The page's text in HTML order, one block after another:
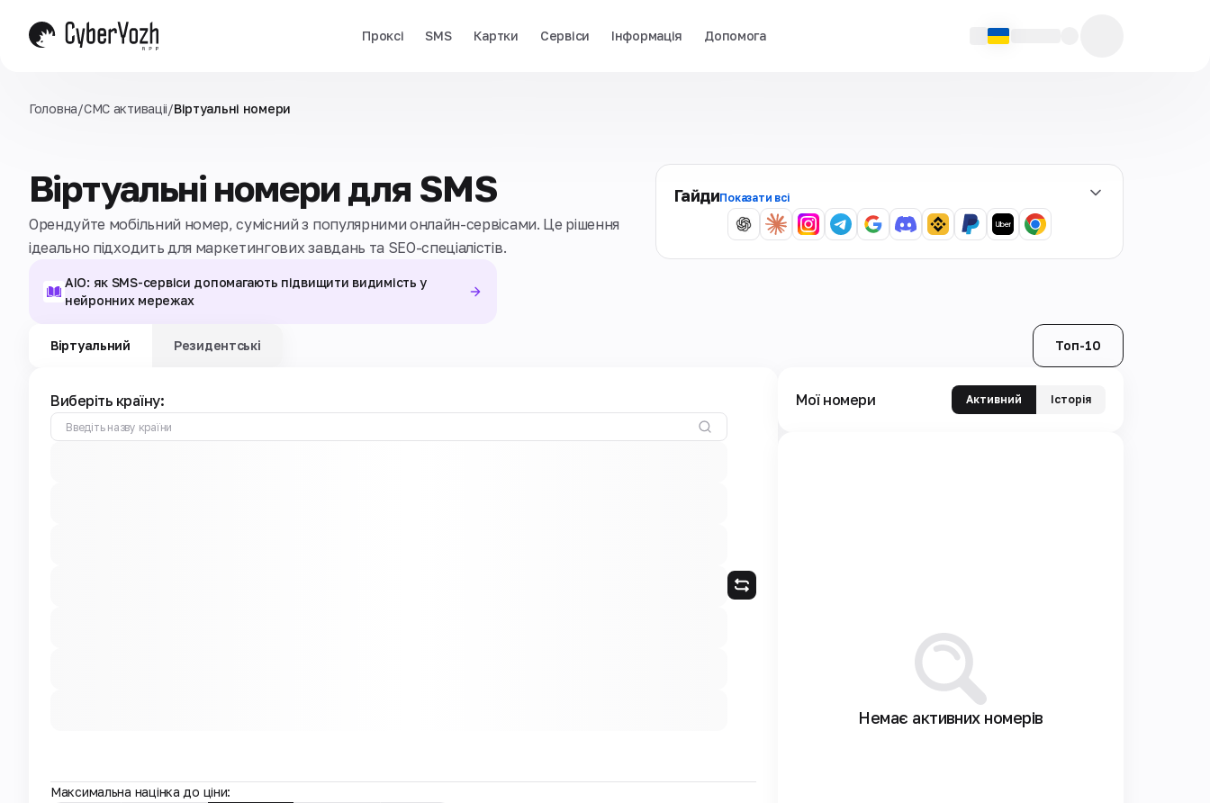
Проксі SMS Картки Сервіси Інформація Допомога
Головна/СМС активаціi/Віртуальні номери
Віртуальні номери для SMS
Орендуйте мобільний номер, сумісний з популярними онлайн-сервісами. Це рішення
ідеально підходить для маркетингових завдань та SEO-спеціалістів.
AIO: як SMS-сервіси допомагають підвищити видимість у
нейронних мережах
ГайдиПоказати всі
Віртуальний Резидентські Топ-10
Виберіть країну:
Максимальна націнка до ціни:
Мої номери Активний Історія
Немає активних номерів